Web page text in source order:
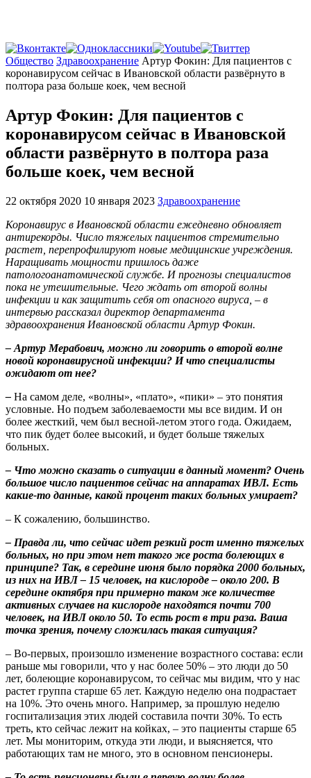
Главная
Общество Здравоохранение Артур Фокин: Для пациентов с
коронавирусом сейчас в Ивановской области развёрнуто в
полтора раза больше коек, чем весной
Артур Фокин: Для пациентов с
коронавирусом сейчас в Ивановской
области развёрнуто в полтора раза
больше коек, чем весной
22 октября 2020 10 января 2023 Здравоохранение
Коронавирус в Ивановской области ежедневно обновляет
антирекорды. Число тяжелых пациентов стремительно
растет, перепрофилируют новые медицинские учреждения.
Наращивать мощности пришлось даже
патологоанатомической службе. И прогнозы специалистов
пока не утешительные. Чего ждать от второй волны
инфекции и как защитить себя от опасного вируса, – в
интервью рассказал директор департамента
здравоохранения Ивановской области Артур Фокин.
– Артур Мерабович, можно ли говорить о второй волне
новой коронавирусной инфекции? И что специалисты
ожидают от нее?
– На самом деле, «волны», «плато», «пики» – это понятия
условные. Но подъем заболеваемости мы все видим. И он
более жесткий, чем был весной-летом этого года. Ожидаем,
что пик будет более высокий, и будет больше тяжелых
больных.
– Что можно сказать о ситуации в данный момент? Очень
большое число пациентов сейчас на аппаратах ИВЛ. Есть
какие-то данные, какой процент таких больных умирает?
– К сожалению, большинство.
– Правда ли, что сейчас идет резкий рост именно тяжелых
больных, но при этом нет такого же роста болеющих в
принципе? Так, в середине июня было порядка 2000 больных,
из них на ИВЛ – 15 человек, на кислороде – около 200. В
середине октября при примерно таком же количестве
активных случаев на кислороде находятся почти 700
человек, на ИВЛ около 50. То есть рост в три раза. Ваша
точка зрения, почему сложилась такая ситуация?
– Во-первых, произошло изменение возрастного состава: если
раньше мы говорили, что у нас более 50% – это люди до 50
лет, болеющие коронавирусом, то сейчас мы видим, что у нас
растет группа старше 65 лет. Каждую неделю она подрастает
на 10%. Это очень много. Например, за прошлую неделю
госпитализация этих людей составила почти 30%. То есть
треть, кто сейчас лежит на койках, – это пациенты старше 65
лет. Мы мониторим, откуда эти люди, и выясняется, что
работающих там не много, это в основном пенсионеры.